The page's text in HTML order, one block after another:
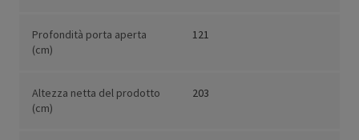
Profondità porta aperta
(cm)
121
Altezza netta del prodotto
(cm)
203